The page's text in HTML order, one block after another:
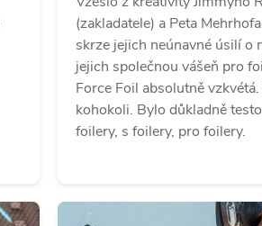
(zakladatele) a Peta
skrze jejich neúnavné úsilí o
jejich společnou vášeň pro
Force Foil absolutně
kohokoli. Bylo důkladně
foilery, s foilery, pro foilery.